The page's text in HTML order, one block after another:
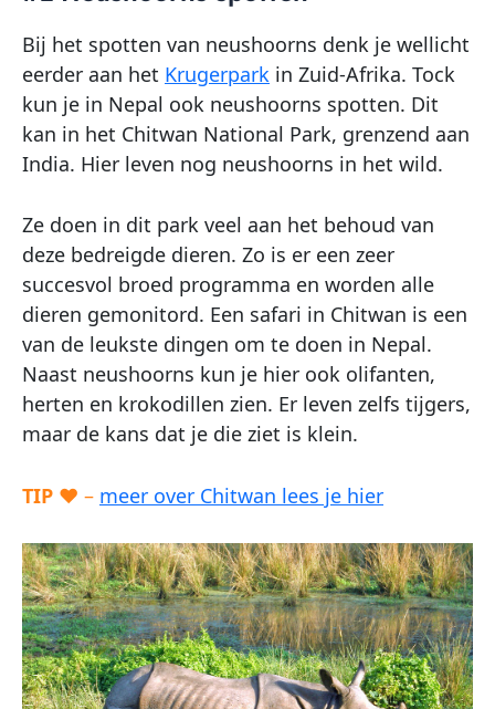
Bij het spotten van neushoorns denk je wellicht
eerder aan het Krugerpark in Zuid-Afrika. Tock
kun je in Nepal ook neushoorns spotten. Dit
kan in het Chitwan National Park, grenzend aan
India. Hier leven nog neushoorns in het wild.
Ze doen in dit park veel aan het behoud van
deze bedreigde dieren. Zo is er een zeer
succesvol broed programma en worden alle
dieren gemonitord. Een safari in Chitwan is een
van de leukste dingen om te doen in Nepal.
Naast neushoorns kun je hier ook olifanten,
herten en krokodillen zien. Er leven zelfs tijgers,
maar de kans dat je die ziet is klein.
TIP ♥ – meer over Chitwan lees je hier